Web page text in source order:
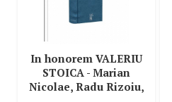
Laurentiu Bucur
Lazar Ciprian Ureche
Lidia Barac
Liviu Pop
In honorem VALERIU
STOICA - Marian
Nicolae, Radu Rizoiu,